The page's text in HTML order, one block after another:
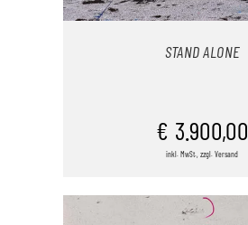
STAND ALONE
€ 3.900,00
inkl. MwSt., zzgl. Versand